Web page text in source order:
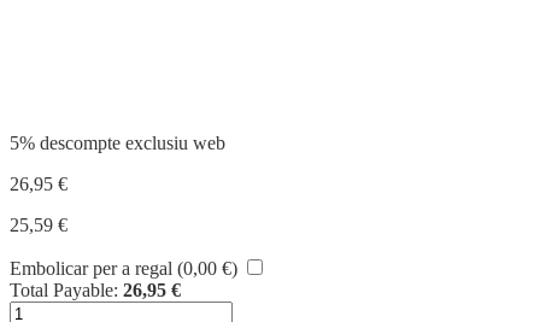
5% descompte exclusiu web
26,95 €
25,59 €
Embolicar per a regal (0,00 €)
Total Payable: 26,95 €
quantitat